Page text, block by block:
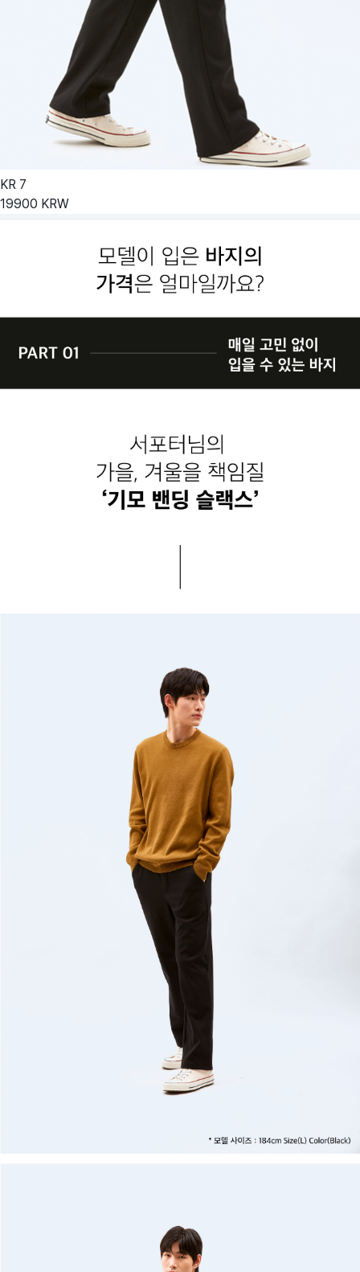
KR 7
19900 KRW